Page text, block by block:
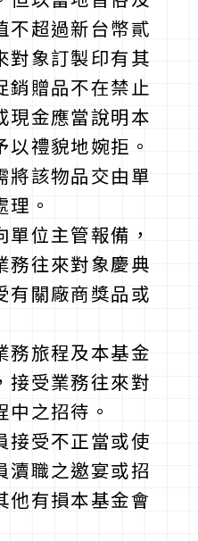
不超過新台幣貳
對象訂製印有其
銷贈品不在禁止
現金應當說明本
以禮貌地婉拒。
將該物品交由單
理。
位主管報備，
務往來對象慶典
有關廠商獎品或
務旅程及本基金
接受業務往來對
中之招待。
接受不正當或使
瀆職之邀宴或招
他有損本基金會